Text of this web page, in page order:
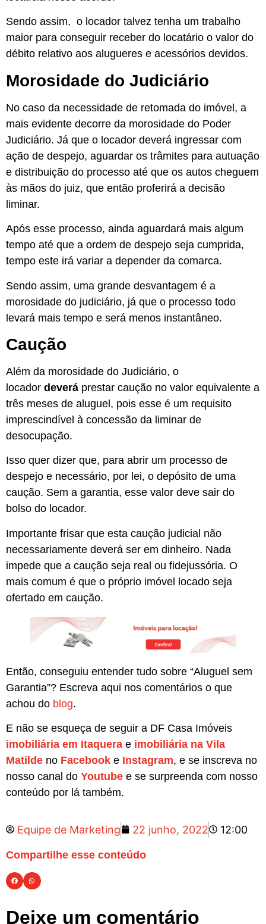
Sendo assim, o locador talvez tenha um trabalho
maior para conseguir receber do locatário o valor do
débito relativo aos alugueres e acessórios devidos.
Morosidade do Judiciário
No caso da necessidade de retomada do imóvel, a
mais evidente decorre da morosidade do Poder
Judiciário. Já que o locador deverá ingressar com
ação de despejo, aguardar os trâmites para autuação
e distribuição do processo até que os autos cheguem
às mãos do juiz, que então proferirá a decisão
liminar.
Após esse processo, ainda aguardará mais algum
tempo até que a ordem de despejo seja cumprida,
tempo este irá variar a depender da comarca.
Sendo assim, uma grande desvantagem é a
morosidade do judiciário, já que o processo todo
levará mais tempo e será menos instantâneo.
Caução
Além da morosidade do Judiciário, o
locador deverá prestar caução no valor equivalente a
três meses de aluguel, pois esse é um requisito
imprescindível à concessão da liminar de
desocupação.
Isso quer dizer que, para abrir um processo de
despejo e necessário, por lei, o depósito de uma
caução. Sem a garantia, esse valor deve sair do
bolso do locador.
Importante frisar que esta caução judicial não
necessariamente deverá ser em dinheiro. Nada
impede que a caução seja real ou fidejussória. O
mais comum é que o próprio imóvel locado seja
ofertado em caução.
Então, conseguiu entender tudo sobre “Aluguel sem
Garantia”? Escreva aqui nos comentários o que
achou do blog.
E não se esqueça de seguir a DF Casa Imóveis
imobiliária em Itaquera e imobiliária na Vila
Matilde no Facebook e Instagram, e se inscreva no
nosso canal do Youtube e se surpreenda com nosso
conteúdo por lá também.
Equipe de Marketing 22 junho, 2022 12:00
Compartilhe esse conteúdo
Deixe um comentário